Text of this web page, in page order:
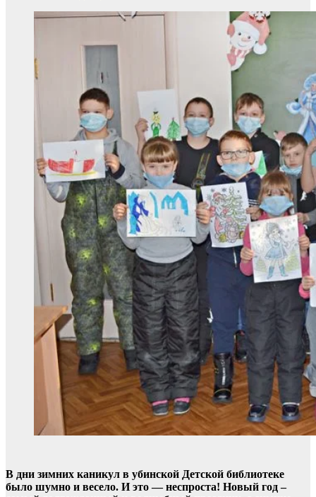
В дни зимних каникул в убинской Детской библиотеке
было шумно и весело. И это — неспроста! Новый год –